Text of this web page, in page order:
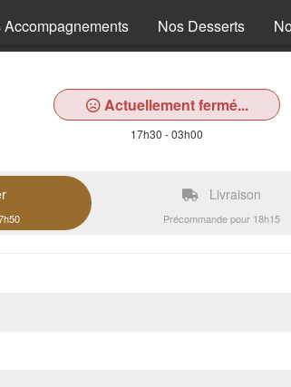
Accompagnements Nos Desserts
Actuellement fermé...
17h30 - 03h00
Livraison
Précommande pour 18h15